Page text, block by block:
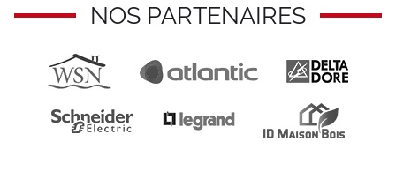
NOS PARTENAIRES